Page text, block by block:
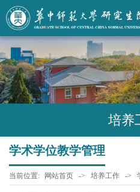
培养
学术学位教学管理
当前位置: 网站首页 -> 培养工作 ->